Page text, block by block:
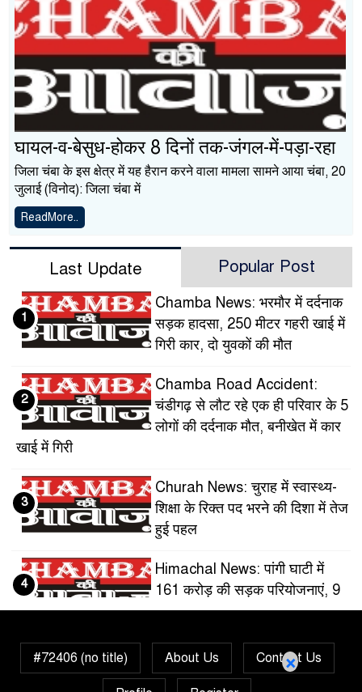
×
घायल-व-बेसुध-होकर 8 दिनों तक-जंगल-में-पड़ा-रहा
जिला चंबा के इस क्षेत्र में यह हैरान करने वाला मामला सामने आया चंबा, 20
जुलाई (विनोद): जिला चंबा में
ReadMore..
Last Update Popular Post
Chamba News: भरमौर में दर्दनाक
सड़क हादसा, 250 मीटर गहरी खाई में
गिरी कार, दो युवकों की मौत
1
Chamba Road Accident:
चंडीगढ़ से लौट रहे एक ही परिवार के 5
लोगों की दर्दनाक मौत, बनीखेत में कार
खाई में गिरी
2
Churah News: चुराह में स्वास्थ्य-
शिक्षा के रिक्त पद भरने की दिशा में तेज
हुई पहल
3
Himachal News: पांगी घाटी में
161 करोड़ की सड़क परियोजनाएं, 9
सड़कों पर काम शुरू
4
Chamba Chitta News: बालू में
42.37 ग्राम चिट्टा सहित तस्कर
#72406 (no title) About Us Contact Us